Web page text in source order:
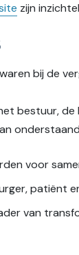
zijn
bij de
bestuur,
voor
patiënt
van